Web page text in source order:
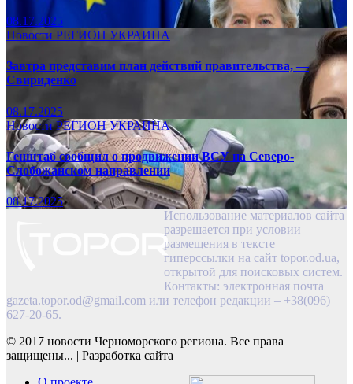
08.17.2025
Новости РЕГИОН УКРАИНА
Завтра представим план действий правительства, —
Свириденко
08.17.2025
НовостиРЕГИОНУКРАИНА
Генштаб сообщил о продвижении ВСУ на Северо-
Слобожанском направлении
08.17.2025
Использование материалов сайта
разрешается при условии
размещения в тексте
гиперссылки на сайт topor.od.ua,
открытой для поисковых систем.
Контакты: электронная почта
gazeta.topor.od@gmail.com или телефон редакции – +38(096)
627-20-65.
© 2017 новости Черноморского региона. Все права
защищены... | Разработка сайта